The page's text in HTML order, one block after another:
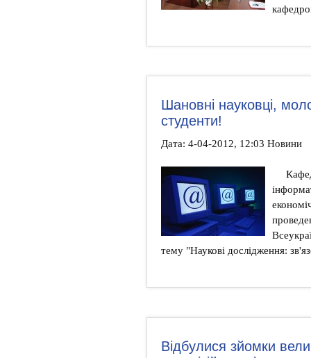
Шановні науковці,
студенти!
Дата: 4-04-2012, 12:03 Новини
тему "Наукові дослідження:
Відбулися зйомки